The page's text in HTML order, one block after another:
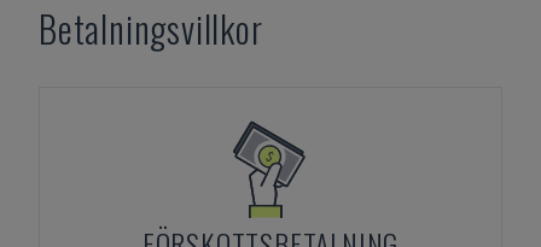
Betalningsvillkor